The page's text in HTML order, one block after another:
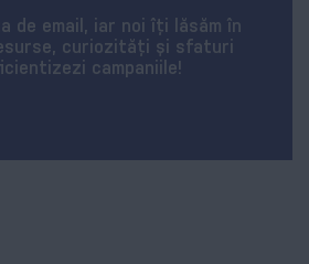
de email, iar noi îți lăsăm în
curiozități și sfaturi
campaniile!